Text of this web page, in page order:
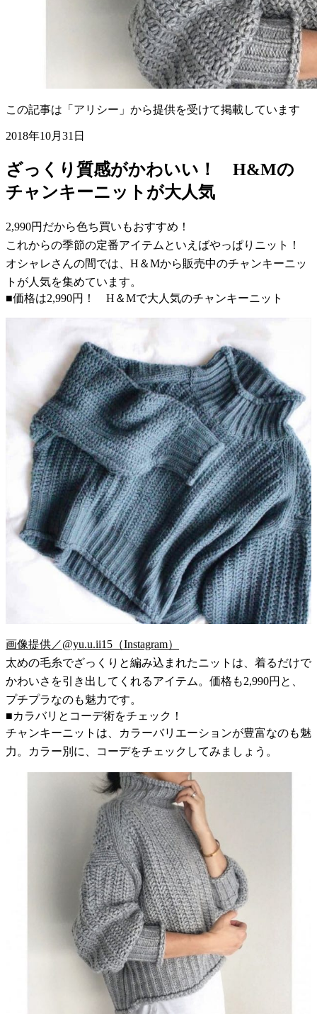
この記事は「アリシー」から提供を受けて掲載しています
2018年10月31日
ざっくり質感がかわいい！ H&Mの
チャンキーニットが大人気
2,990円だから色ち買いもおすすめ！
これからの季節の定番アイテムといえばやっぱりニット！
オシャレさんの間では、H＆Mから販売中のチャンキーニッ
トが人気を集めています。
■価格は2,990円！ H＆Mで大人気のチャンキーニット
画像提供／@yu.u.ii15（Instagram）
太めの毛糸でざっくりと編み込まれたニットは、着るだけで
かわいさを引き出してくれるアイテム。価格も2,990円と、
プチプラなのも魅力です。
■カラバリとコーデ術をチェック！
チャンキーニットは、カラーバリエーションが豊富なのも魅
力。カラー別に、コーデをチェックしてみましょう。